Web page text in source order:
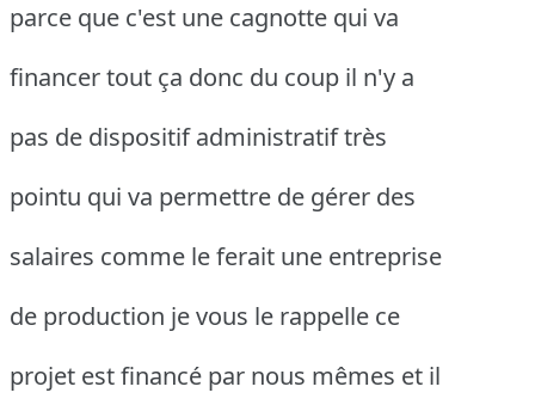
parce que c'est une cagnotte qui va
financer tout ça donc du coup il n'y a
pas de dispositif administratif très
pointu qui va permettre de gérer des
salaires comme le ferait une entreprise
de production je vous le rappelle ce
projet est financé par nous mêmes et il